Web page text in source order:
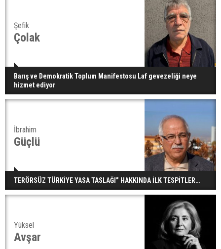
Şefik
Çolak
Barış ve Demokratik Toplum Manifestosu Laf gevezeliği neye
hizmet ediyor
İbrahim
Güçlü
TERÖRSÜZ TÜRKİYE YASA TASLAĞI” HAKKINDA İLK TESPİTLER…
Yüksel
Avşar